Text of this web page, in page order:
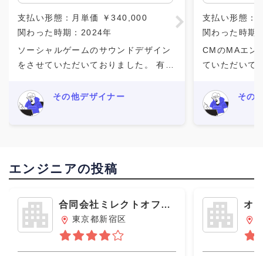
支払い形態：月単価 ￥340,000
関わった時期：2024年
ソーシャルゲームのサウンドデザイン
をさせていただいておりました。 有名
策にてサウンドデザインをさせていた
だき、 それが多くの方の目に留まるの
その他デザイナー
支払い形態：
関わった時期
CMのMAエン
ていただいて
写、納品まで
CMは1日で完
その
エンジニアの投稿
合同会社ミレクトオフィ
ス 東京都新宿区
オ